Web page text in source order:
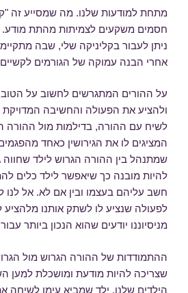
מתחת למודעות שלנו. מה שמסייע זה
חסמים משקעים לצמיתות מהתת
ניתן לעבור בקליניקה שלי, שבה
אחרי הבנה עמוקה של הגורמים
על ההורים המתגרשים לחשוב על
ולהציע את הפעולה והחשיבה המדויקת
לשיח עם ההורה, בדילמות מול ההורה
המציגים לו את הגירושין כאחד
שמתנהל בין ההורה הגרוש לילד שחווה
להיות מובנה כך שיאפשר לילד כלים
חשב עליהם בעצמו ובין אם לא. אל לנו
לפעולה שנציע לו לשתק אותנו מלהציע
מניסיוננו יודעים שהוא הנכון ביותר
ההתמודדות של ההורה הגרוש מול
שצריכה להיות מודעת ומושכלת למען
הילדים שלנו. ילד שמביא עימו